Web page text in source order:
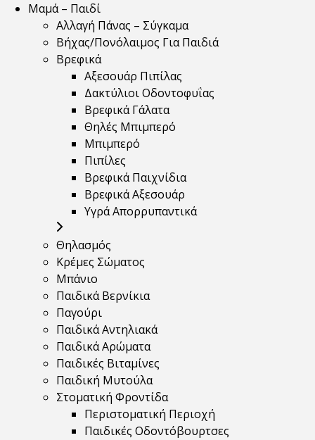
Μαμά – Παιδί
Αλλαγή Πάνας – Σύγκαμα
Βήχας/Πονόλαιμος Για Παιδιά
Βρεφικά
Αξεσουάρ Πιπίλας
Δακτύλιοι Οδοντοφυΐας
Βρεφικά Γάλατα
Θηλές Μπιμπερό
Μπιμπερό
Πιπίλες
Βρεφικά Παιχνίδια
Βρεφικά Αξεσουάρ
Υγρά Απορρυπαντικά
Θηλασμός
Κρέμες Σώματος
Μπάνιο
Παιδικά Βερνίκια
Παγούρι
Παιδικά Αντηλιακά
Παιδικά Αρώματα
Παιδικές Βιταμίνες
Παιδική Μυτούλα
Στοματική Φροντίδα
Περιστοματική Περιοχή
Παιδικές Οδοντόβουρτσες